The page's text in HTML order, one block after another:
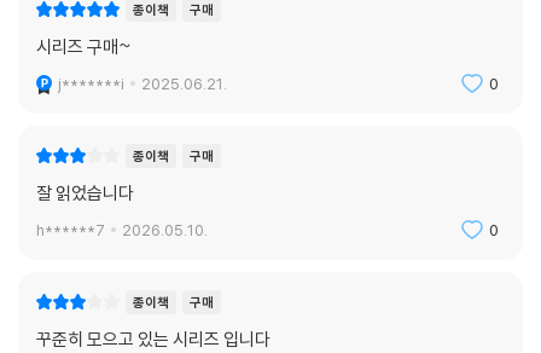
종이책 구매
시리즈 구매~
j*******i 2025.06.21. 0
종이책 구매
잘 읽었습니다
h******7 2026.05.10. 0
종이책 구매
꾸준히 모으고 있는 시리즈 입니다